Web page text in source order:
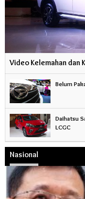
Video Kelemahan dan
Belum
Daihatsu
LCGC
Nasional